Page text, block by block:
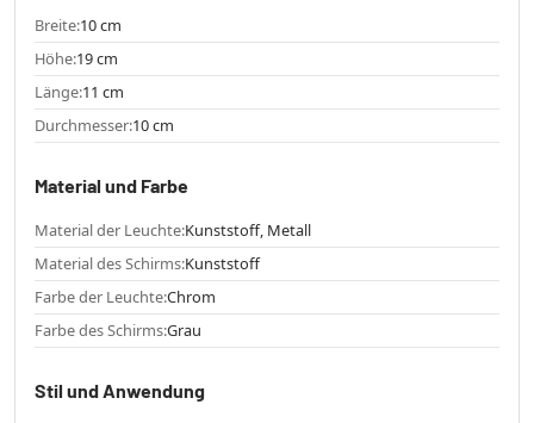
Breite:10 cm
Höhe:19 cm
Länge:11 cm
Durchmesser:10 cm
Material und Farbe
Material der Leuchte:Kunststoff, Metall
Material des Schirms:Kunststoff
Farbe der Leuchte:Chrom
Farbe des Schirms:Grau
Stil und Anwendung